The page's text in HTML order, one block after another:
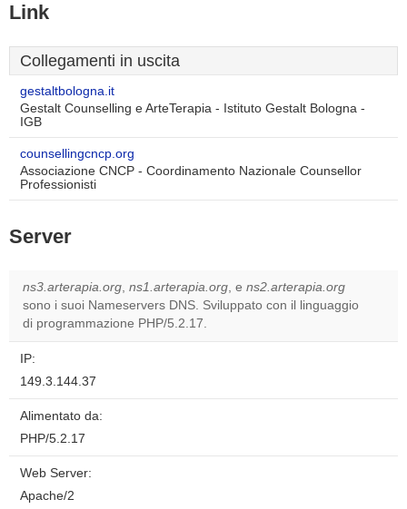
Link
Collegamenti in uscita
gestaltbologna.it
Gestalt Counselling e ArteTerapia - Istituto Gestalt Bologna -
IGB
counsellingcncp.org
Associazione CNCP - Coordinamento Nazionale Counsellor
Professionisti
Server
ns3.arterapia.org, ns1.arterapia.org, e ns2.arterapia.org
sono i suoi Nameservers DNS. Sviluppato con il linguaggio
di programmazione PHP/5.2.17.
IP:
149.3.144.37
Alimentato da:
PHP/5.2.17
Web Server:
Apache/2